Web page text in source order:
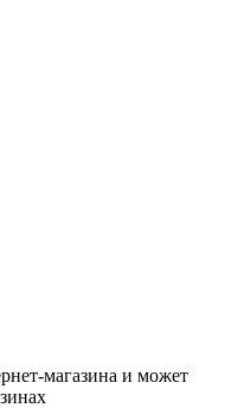
магазина и может